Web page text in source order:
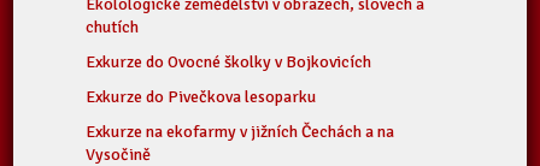
Ekolologické zemědělství v obrazech, slovech a
chutích
Exkurze do Ovocné školky v Bojkovicích
Exkurze do Pivečkova lesoparku
Exkurze na ekofarmy v jižních Čechách a na
Vysočině